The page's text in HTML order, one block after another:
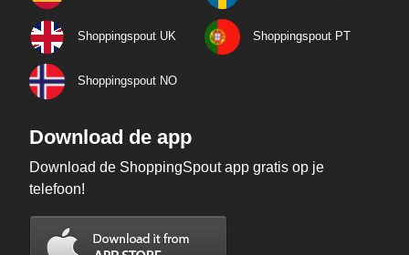
Shoppingspout UK Shoppingspout PT
Shoppingspout NO
Download de app
Download de ShoppingSpout app gratis op je
telefoon!